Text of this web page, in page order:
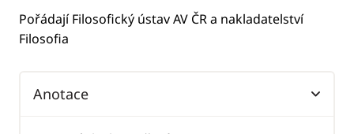
Pořádají Filosofický ústav AV ČR a nakladatelství
Filosofia
Anotace